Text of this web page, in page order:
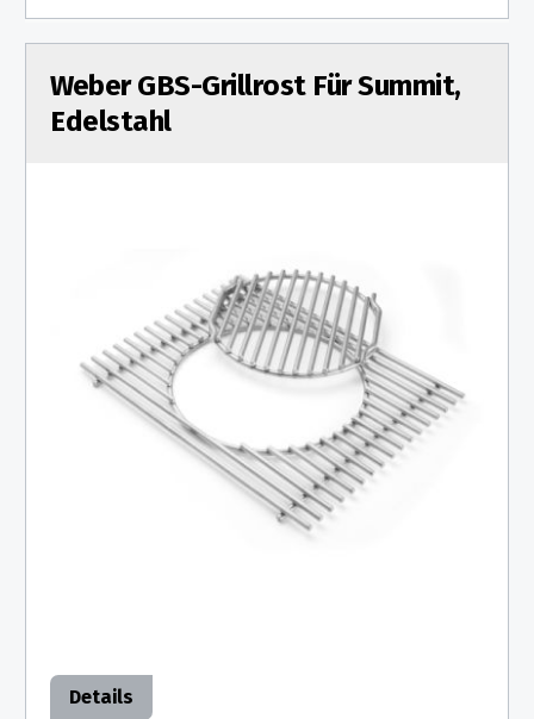
Weber GBS-Grillrost Für Summit,
Edelstahl
Details